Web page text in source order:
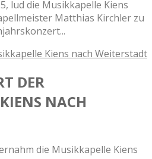
lud die Musikkapelle Kiens
Matthias Kirchler zu
DER
NACH
die Musikkapelle Kiens